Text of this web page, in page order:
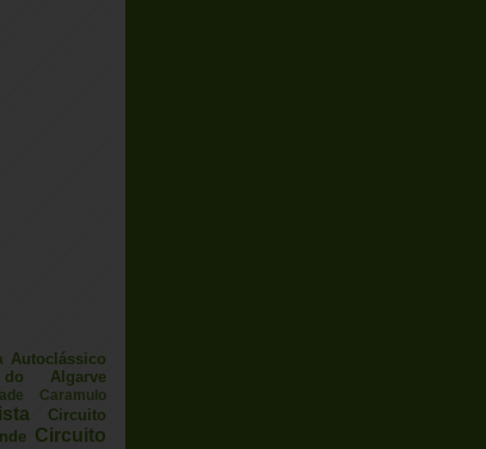
Autoclássico
do Algarve
Caramulo
Circuito
Circuito